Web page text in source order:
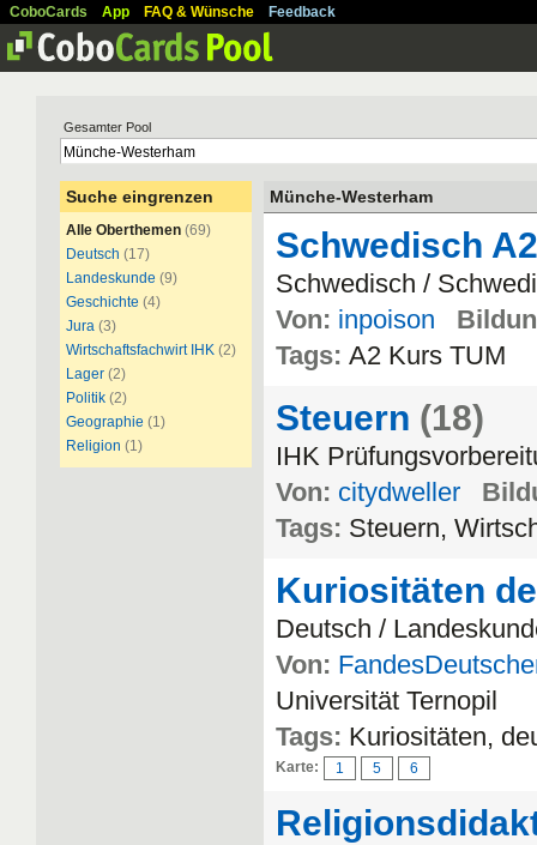
CoboCards App FAQ & Wünsche Feedback
Gesamter Pool
Suche eingrenzen
Alle Oberthemen (69)
Deutsch (17)
Landeskunde (9)
Geschichte (4)
Jura (3)
Wirtschaftsfachwirt IHK (2)
Lager (2)
Politik (2)
Geographie (1)
Religion (1)
Münche-Westerham
Schwedisch
Schwedisch /
Von: inpoison
Tags: A2 Kurs TUM
Steuern (18)
IHK
Von: citydweller
Tags: Steuern,
Kuriositäten
Deutsch /
Von:
Universität Ternopil
Tags: Kuriositäten,
Karte: 1 5 6